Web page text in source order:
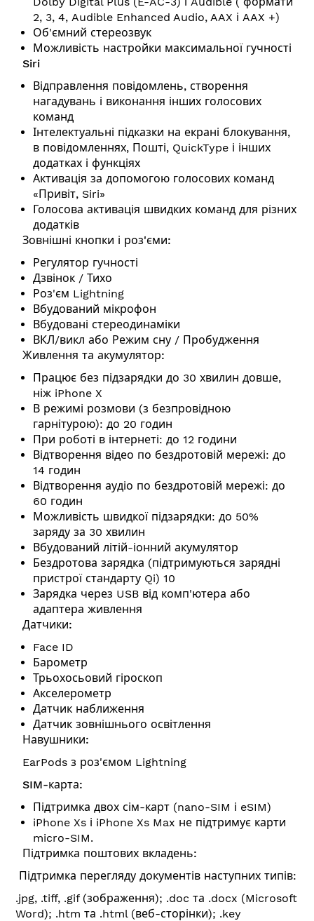
2, 3, 4, Audible Enhanced Audio, AAX і AAX +)
Об'ємний стереозвук
Можливість настройки максимальної гучності
Siri
Відправлення повідомлень, створення
нагадувань і виконання інших голосових
команд
Інтелектуальні підказки на екрані блокування,
в повідомленнях, Пошті, QuickType і інших
додатках і функціях
Активація за допомогою голосових команд
«Привіт, Siri»
Голосова активація швидких команд для різних
додатків
Зовнішні кнопки і роз'єми:
Регулятор гучності
Дзвінок / Тихо
Роз'єм Lightning
Вбудований мікрофон
Вбудовані стереодинаміки
ВКЛ/викл або Режим сну / Пробудження
Живлення та акумулятор:
Працює без підзарядки до 30 хвилин довше,
ніж iPhone X
В режимі розмови (з безпровідною
гарнітурою): до 20 годин
При роботі в інтернеті: до 12 години
Відтворення відео по бездротовій мережі: до
14 годин
Відтворення аудіо по бездротовій мережі: до
60 годин
Можливість швидкої підзарядки: до 50%
заряду за 30 хвилин
Вбудований літій-іонний акумулятор
Бездротова зарядка (підтримуються зарядні
пристрої стандарту Qi) 10
Зарядка через USB від комп'ютера або
адаптера живлення
Датчики:
Face ID
Барометр
Трьохосьовий гіроскоп
Акселерометр
Датчик наближення
Датчик зовнішнього освітлення
Навушники:
EarPods з роз'ємом Lightning
SIM-карта:
Підтримка двох сім-карт (nano-SIM і eSIM)
iPhone Xs і iPhone Xs Max не підтримує карти
micro-SIM.
Підтримка поштових вкладень:
Підтримка перегляду документів наступних типів:
.jpg, .tiff, .gif (зображення); .doc та .docx (Microsoft
Word); .htm та .html (веб-сторінки); .key